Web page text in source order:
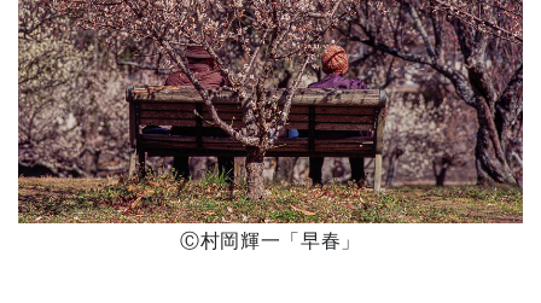
Ⓒ村岡輝一「早春」